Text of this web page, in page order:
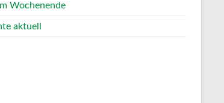
Wochenende
aktuell